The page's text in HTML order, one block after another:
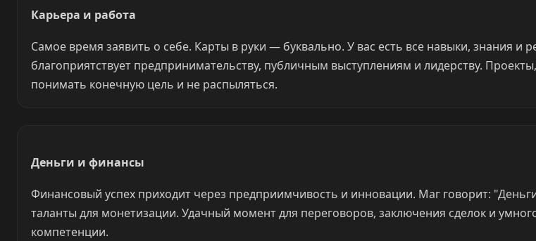
Карьера и работа
Самое время заявить о себе. Карты в руки — буквально. У вас есть все навыки, знания и
благоприятствует предпринимательству, публичным выступлениям и лидерству.
понимать конечную цель и не распыляться.
Деньги и финансы
Финансовый успех приходит через предприимчивость и инновации. Маг говорит:
таланты для монетизации. Удачный момент для переговоров, заключения сделок и
компетенции.